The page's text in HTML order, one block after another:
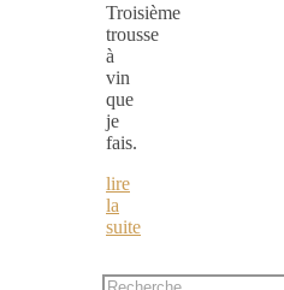
Troisième
trousse
à
vin
que
je
fais.
lire
la
suite